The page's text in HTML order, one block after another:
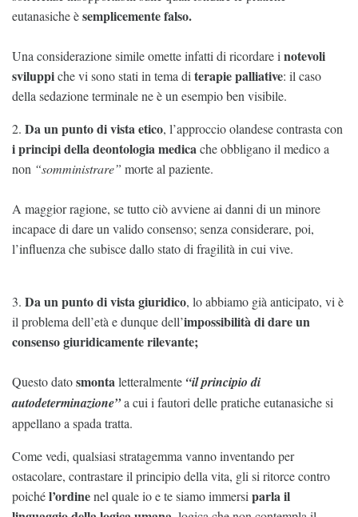
eutanasiche èsemplicemente falso.
Una considerazione simile omette infatti di ricordare i notevoli
sviluppiche vi sono stati in tema di terapie palliative: il caso
della sedazione terminale ne è un esempio ben visibile.
2. Da un punto di vista etico, l’approccio olandese contrasta con
i principi della deontologia medicache obbligano il medico a
non “somministrare” morte al paziente.
A maggior ragione, se tutto ciò avviene ai danni di un minore
incapace di dare un valido consenso; senza considerare, poi,
l’influenza che subisce dallo stato di fragilità in cui vive.
3. Da un punto di vista giuridico, lo abbiamo già anticipato, vi è
il problema dell’età e dunque dell’impossibilità di dare un
consenso giuridicamente rilevante;
Questo datosmontaletteralmente “il principio di
autodeterminazione”a cui i fautori delle pratiche eutanasiche si
appellano a spada tratta.
Come vedi, qualsiasi stratagemma vanno inventando per
ostacolare, contrastare il principio della vita, gli si ritorce contro
poichél’ordinenel quale io e te siamo immersi parla il